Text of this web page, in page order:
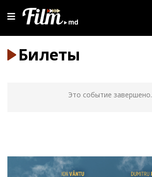
Билеты
Это событие завершено.